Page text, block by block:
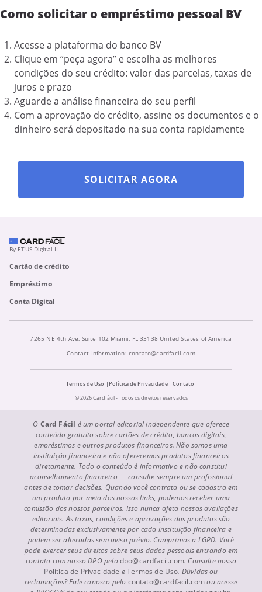
Como solicitar o empréstimo pessoal BV
Acesse a plataforma do banco BV
Clique em “peça agora” e escolha as melhores
condições do seu crédito: valor das parcelas, taxas de
juros e prazo
Aguarde a análise financeira do seu perfil
Com a aprovação do crédito, assine os documentos e o
dinheiro será depositado na sua conta rapidamente
SOLICITAR AGORA
By ETUS Digital LL
Cartão de crédito
Empréstimo
Conta Digital
7265 NE 4th Ave, Suite 102 Miami, FL 33138 United States of America
Contact Information: contato@cardfacil.com
Termos de Uso Política de Privacidade
Contato
© 2026 Cardfácil - Todos os direitos reservados
O Card Fácil é um portal editorial independente que oferece
conteúdo gratuito sobre cartões de crédito, bancos digitais,
empréstimos e outros produtos financeiros. Não somos uma
instituição financeira e não oferecemos produtos financeiros
diretamente. Todo o conteúdo é informativo e não constitui
aconselhamento financeiro — consulte sempre um profissional
antes de tomar decisões. Quando você contrata ou se cadastra em
um produto por meio dos nossos links, podemos receber uma
comissão dos nossos parceiros. Isso nunca afeta nossas avaliações
editoriais. As taxas, condições e aprovações dos produtos são
determinadas exclusivamente por cada instituição financeira e
podem ser alteradas sem aviso prévio. Cumprimos a LGPD. Você
pode exercer seus direitos sobre seus dados pessoais entrando em
contato com nosso DPO pelo dpo@cardfacil.com. Consulte nossa
Política de Privacidade eTermos de Uso. Dúvidas ou
reclamações? Fale conosco pelo contato@cardfacil.comou acesse